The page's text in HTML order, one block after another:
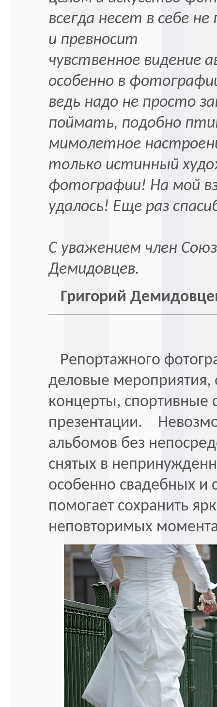
всегда несет в себе
и превносит
чувственное видение
особенно в
ведь надо не просто
поймать, подобно
мимолетное
только истинный
фотографии! На мой
удалось! Еще раз
С уважением член
Демидовцев.
Григорий
Репортажного
деловые мероприятия,
концерты,
презентации.
альбомов без
снятых в
особенно свадебных и
помогает сохранить
неповторимых